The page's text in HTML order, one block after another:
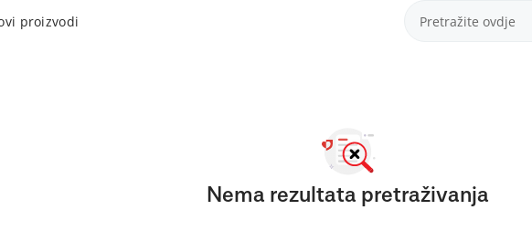
proizvodi
Nema rezultata pretraživanja